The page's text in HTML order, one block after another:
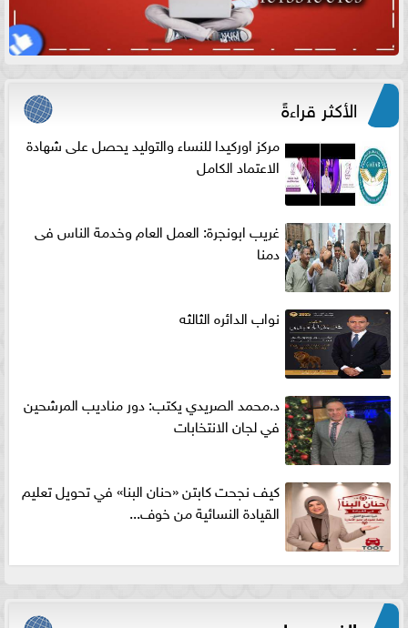
الأكثر قراءةً
مركز اوركيدا للنساء والتوليد يحصل على شهادة
الاعتماد الكامل
غريب ابونجرة: العمل العام وخدمة الناس فى
دمنا
نواب الدائره الثالثه
د.محمد الصريدي يكتب: دور مناديب المرشحين
في لجان الانتخابات
كيف نجحت كابتن «حنان البنا» في تحويل تعليم
القيادة النسائية من خوف...